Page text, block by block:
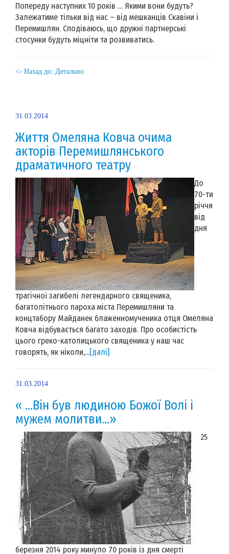
Попереду наступних 10 років … Якими вони будуть?
Залежатиме тільки від нас – від мешканців Скавіни і
Перемишлян. Сподіваюсь, що дружні партнерські
стосунки будуть міцніти та розвиватись.
<- Назад до: Детально
31.03.2014
Життя Омеляна Ковча очима
акторів Перемишлянського
драматичного театру
До
70-ти
річчя
від
дня
трагічної загибелі легендарного священика,
багатолітнього пароха міста Перемишляни та
концтабору Майданек блаженномученика отця Омеляна
Ковча відбувається багато заходів. Про особистість
цього греко-католицького священика у наш час
говорять, як ніколи,...[далі]
31.03.2014
« …Він був людиною Божої Волі і
мужем молитви…»
25
березня 2014 року минуло 70 років із дня смерті